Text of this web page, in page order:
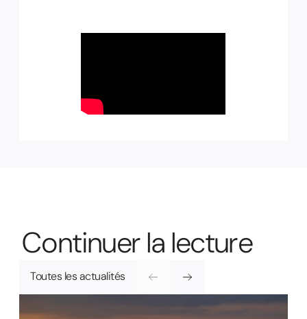
Continuerla lecture
Toutes les actualités